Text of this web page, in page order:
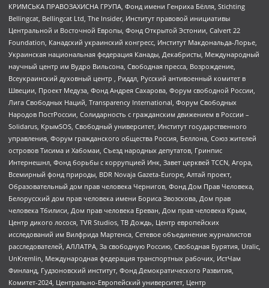
КРИМСЬКА ПРАВОЗАХИСНА ГРУПА, Фонд имени Генриха Бёлля, Stichting
Bellingcat, Bellingcat Ltd, The Insider, Институт правовой инициативы
Центральной и Восточной Европы, Фонд Открытой Эстонии, Calvert 22
Foundation, Канадский украинский конгресс, Институт Макдональда-Лорье,
Украинская национальная федерация Канады, Декабристы, Международный
научный центр им Вудро Вильсона, Свободная пресса, Возрождение,
Всеукраинский духовный центр , Риддл, Русский антивоенный комитет в
Швеции, Проект Медуза, Фонд Андрея Сахарова, Форум свободной России,
Лига Свободных Наций, Transparеncy International, Форум Свободных
Народов ПостРоссии, Солидарность с гражданским движением в России –
Solidarus, КрымSOS, Свободный университет, Институт государственного
управления, Форум гражданского общества Россия, Беллона, Союз жителей
островов Тисима и Хабомаи, Съезд народных депутатов, Гринпис
Интернешнл, Фонд борьбы с коррупцией Инк, Завет церквей TCCN, Агора,
Всемирный фонд природы, BDR Novaja Gazeta-Europe, Алтай проект,
Образовательный дом прав человека Чернигов, Фонд Дом Прав Человека,
Белорусский дом прав человека имени Бориса Звозскова, Дом прав
человека Тбилиси, Дом прав человека Ереван, Дом прав человека Крым,
Центр дикого лосося, TVR Studios, ТВ Дождь, Центр европейских
исследований им Вилфрида Мартенса, Сетевое объединение журналистов
расследователей, АЛЛАТРА, За свободную Россию, Свободная Бурятия, Uralic,
UnKremlin, Международная федерация транспортных рабочих, ИстЧам
Финланд, Гудзоновский институт, Фонд Демократического Развития,
Комитет-2024, Центрально-Европейский университет, Центр